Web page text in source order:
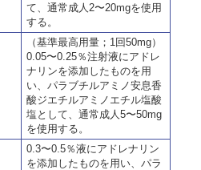
て、通常成人2〜20mgを使用
する。
（基準最高用量；1回50mg）
0.05〜0.25％注射液にアドレ
ナリンを添加したものを用
い、パラブチルアミノ安息香
酸ジエチルアミノエチル塩酸
塩として、通常成人5〜50mg
を使用する。
0.3〜0.5％液にアドレナリン
を添加したものを用い、パラ